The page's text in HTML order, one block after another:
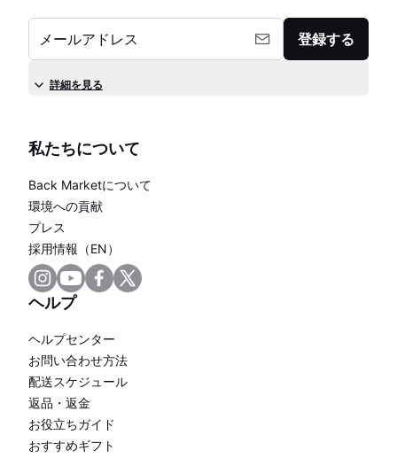
メールアドレス 登録する
詳細を見る
私たちについて
Back Marketについて
環境への貢献
プレス
採用情報（EN）
ヘルプ
ヘルプセンター
お問い合わせ方法
配送スケジュール
返品・返金
お役立ちガイド
おすすめギフト